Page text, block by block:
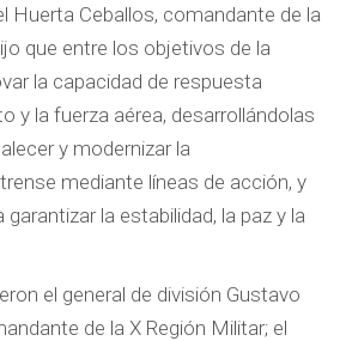
Huerta Ceballos, comandante de la
que entre los objetivos de la
la capacidad de respuesta
y la fuerza aérea, desarrollándolas
y modernizar la
mediante líneas de acción, y
garantizar la estabilidad, la paz y la
el general de división Gustavo
de la X Región Militar; el